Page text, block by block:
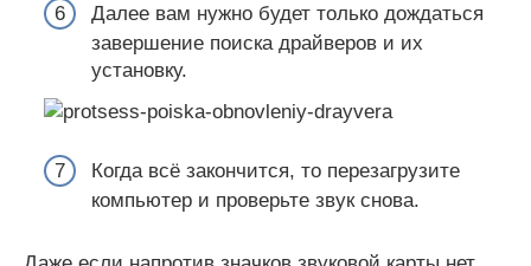
Далее вам нужно будет только дождаться
завершение поиска драйверов и их
установку.
Когда всё закончится, то перезагрузите
компьютер и проверьте звук снова.